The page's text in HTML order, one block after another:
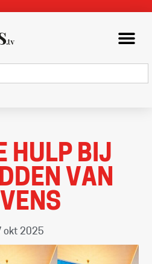
HULP BIJ
VAN
okt 2025